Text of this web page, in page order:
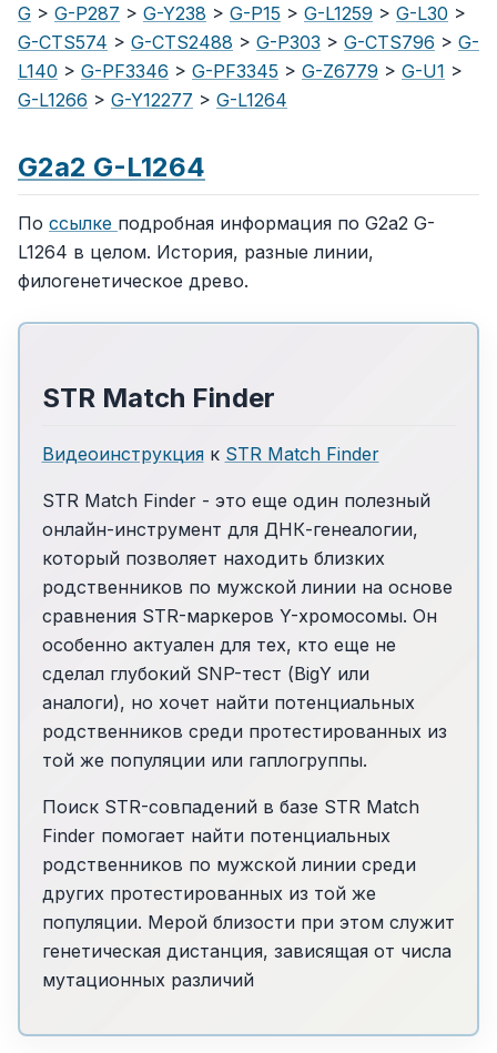
G > G-P287 > G-Y238 > G-P15 > G-L1259 > G-L30 >
G-CTS574 > G-CTS2488 > G-P303 > G-CTS796 > G-
L140 > G-PF3346 > G-PF3345 > G-Z6779 > G-U1 >
G-L1266 > G-Y12277 > G-L1264
G2a2 G-L1264
По ссылке подробная информация по G2a2 G-
L1264 в целом. История, разные линии,
филогенетическое древо.
STR Match Finder
Видеоинструкцияк STR Match Finder
STR Match Finder - это еще один полезный
онлайн-инструмент для ДНК-генеалогии,
который позволяет находить близких
родственников по мужской линии на основе
сравнения STR-маркеров Y-хромосомы. Он
особенно актуален для тех, кто еще не
сделал глубокий SNP-тест (BigY или
аналоги), но хочет найти потенциальных
родственников среди протестированных из
той же популяции или гаплогруппы.
Поиск STR-совпадений в базе STR Match
Finder помогает найти потенциальных
родственников по мужской линии среди
других протестированных из той же
популяции. Мерой близости при этом служит
генетическая дистанция, зависящая от числа
мутационных различий